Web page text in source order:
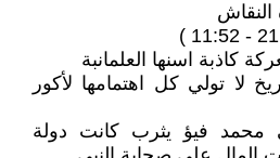
كاذبة اسنها العلمانبة
لا تولي كل اهتمامها لأكور
محمد فيؤ يثرب كانت دولة